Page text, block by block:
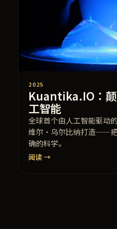
2025
Kuantika.IO：颠
工智能
全球首个由人工智能驱动
维尔·乌尔比纳打造——把
确的科学。
阅读 →